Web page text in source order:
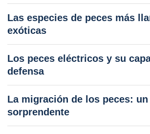
Las especies de peces más
exóticas
Los peces eléctricos y su
defensa
La migración de los peces:
sorprendente